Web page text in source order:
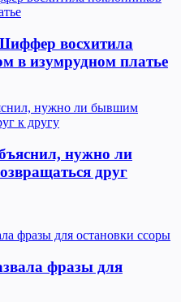
восхитила
в изумрудном платье
нужно ли
друг
фразы для